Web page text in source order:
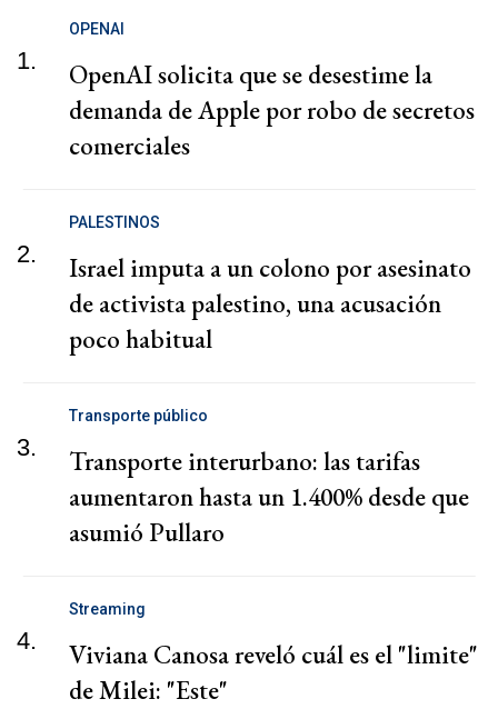
1.
OPENAI
OpenAI solicita que se desestime la
demanda de Apple por robo de secretos
comerciales
2.
PALESTINOS
Israel imputa a un colono por asesinato
de activista palestino, una acusación
poco habitual
3.
Transporte público
Transporte interurbano: las tarifas
aumentaron hasta un 1.400% desde que
asumió Pullaro
4.
Streaming
Viviana Canosa reveló cuál es el "limite"
de Milei: "Este"